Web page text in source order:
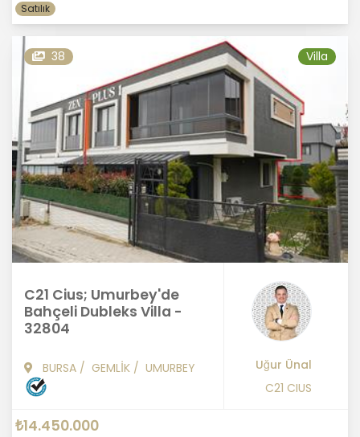
Satılık
38 Villa
C21 Cius; Umurbey'de
Bahçeli Dubleks Villa -
32804
BURSA / GEMLİK / UMURBEY
Uğur Ünal
C21 CIUS
₺14.450.000